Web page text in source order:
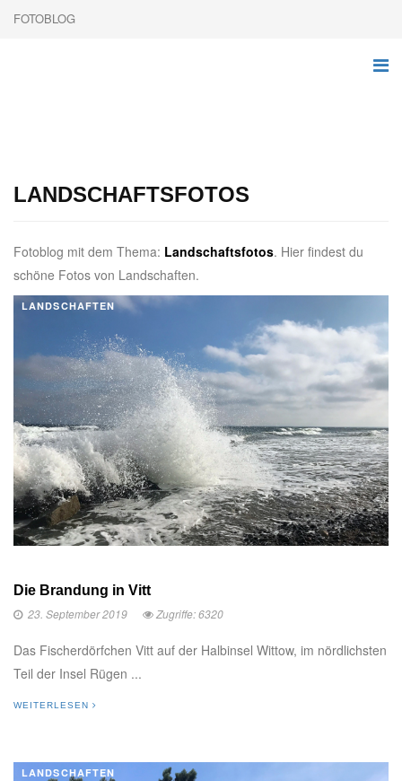
FOTOBLOG
LANDSCHAFTSFOTOS
Fotoblog mit dem Thema: Landschaftsfotos. Hier findest du
schöne Fotos von Landschaften.
LANDSCHAFTEN
Die Brandung in Vitt
23. September 2019
Zugriffe: 6320
Das Fischerdörfchen Vitt auf der Halbinsel Wittow, im nördlichsten
Teil der Insel Rügen ...
WEITERLESEN
LANDSCHAFTEN